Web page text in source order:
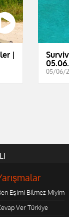
|
05/06/
Eşimi Bilmez Miyim
Ver Türkiye